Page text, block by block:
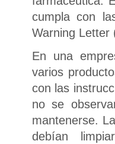
cumpla con
Warning Letter
En una
varios
con las
no se
mantenerse.
debían